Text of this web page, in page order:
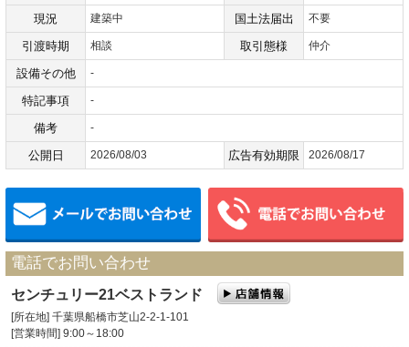
現況 建築中 国土法届出 不要
引渡時期 相談 取引態様 仲介
設備その他 -
特記事項 -
備考 -
公開日 2026/08/03 広告有効期限 2026/08/17
メールでお問い合わせ
電話でお問い合わせ
センチュリー21ベストランド
[所在地] 千葉県船橋市芝山2-2-1-101
[営業時間] 9:00～18:00